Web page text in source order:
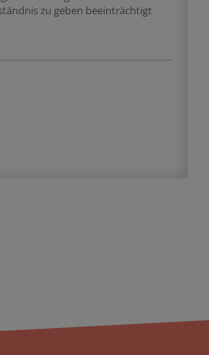
zu geben beeinträchtigt